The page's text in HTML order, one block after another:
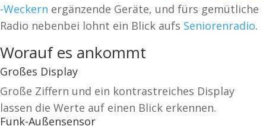
-Weckern ergänzende Geräte, und fürs gemütliche
Radio nebenbei lohnt ein Blick aufs Seniorenradio.
Worauf es ankommt
Großes Display
Große Ziffern und ein kontrastreiches Display
lassen die Werte auf einen Blick erkennen.
Funk-Außensensor